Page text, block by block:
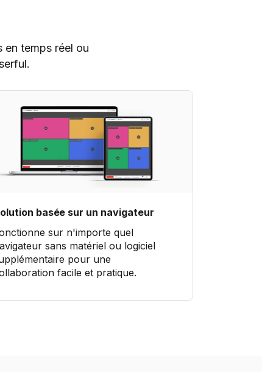
en temps réel ou
basée sur un navigateur
sur n'importe quel
sans matériel ou logiciel
pour une
facile et pratique.